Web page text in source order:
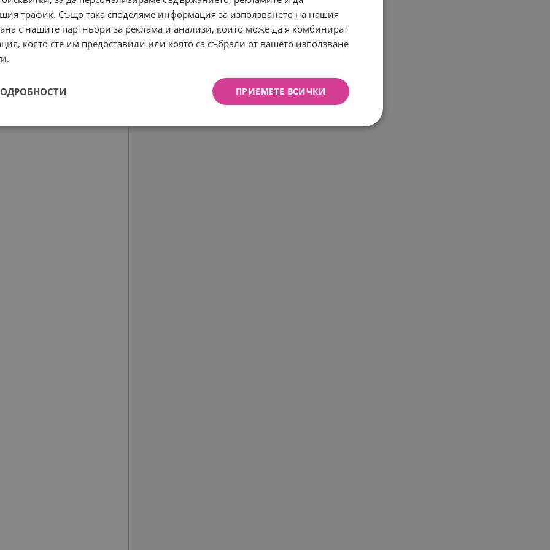
трафик. Също така споделяме информация за използването на нашия
с нашите партньори за реклама и анализи, които може да я комбинират
която сте им предоставили или която са събрали от вашето използване
ПРИЕМЕТЕ ВСИЧКИ